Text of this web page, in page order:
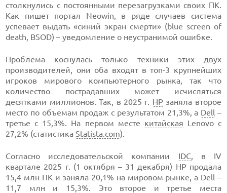
столкнулись с постоянными перезагрузками своих ПК.
Как пишет портал Neowin, в ряде случаев система
успевает выдать «синий экран смерти» (blue screen of
death, BSOD) – уведомление о неустранимой ошибке.
Проблема коснулась только техники этих двух
производителей, они оба входят в топ-3 крупнейших
игроков мирового компьютерного рынка, так что
количество пострадавших может исчисляться
десятками миллионов. Так, в 2025 г. HP заняла второе
место по объемам продаж с результатом 21,3%, а Dell –
третье с 15,3%. На первом месте китайская Lenovo с
27,2% (статистикаStatista.com).
Согласно исследовательской компании IDC, в IV
квартале 2025 г. (1 октября – 31 декабря) HP продала
15,4 млн ПК и заняла 20,1% на мировом рынке, а Dell –
11,7 млн и 15,3%. Это второе и третье места